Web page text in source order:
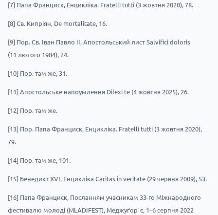
[7] Папа Франциск, Енцикліка. Fratelli tutti (3 жовтня 2020), 78.
[8] Св. Кипріян, De mortalitate, 16.
[9] Пор. Св. Іван Павло II, Апостольський лист Salvifici doloris
(11 лютого 1984), 24.
[10] Пор. там же, 31.
[11] Апостольське напоумлення Dilexi te (4 жовтня 2025), 26.
[12] Пор. там же.
[13] Пор. Папа Франциск, Енцикліка. Fratelli tutti (3 жовтня 2020),
79.
[14] Пор. там же, 101.
[15] Бенедикт XVI, Енцикліка Caritas in veritate (29 червня 2009), 53.
[16] Папа Франциск, Посланням учасникам 33-го Міжнародного
фестивалю молоді (MLADIFEST), Меджуґорʼє, 1–6 серпня 2022